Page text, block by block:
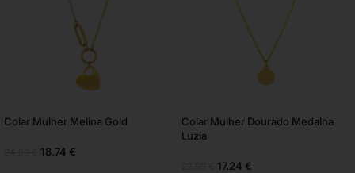
Colar Mulher Melina Gold
18.74 €
Colar Mulher Dourado Medalha
Luzia
17.24 €